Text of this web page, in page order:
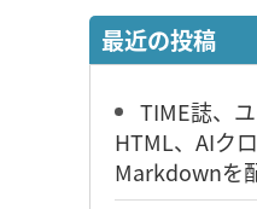
最近の投稿
TIME誌、
HTML、AIク
Markdownを